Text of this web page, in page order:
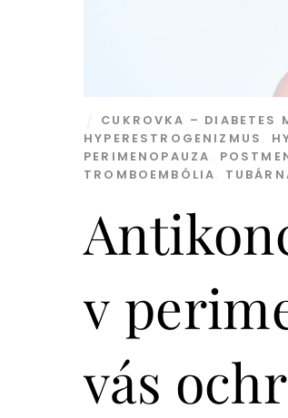
v
vás
CUKROVKA – DIABETES
HYPERESTROGENIZMUS
PERIMENOPAUZA
TROMBOEMBÓLIA